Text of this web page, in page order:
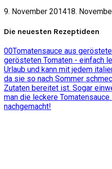
9. November 201418.
Die neuesten Rezeptideen
00Tomatensauce aus
gerösteten Tomaten - einfach
Urlaub und kann mit jedem
da sie so nach Sommer
Zutaten bereitet ist. Sogar
man die leckere
nachgemacht!